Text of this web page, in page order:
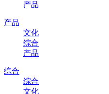
产品
产品
文化
综合
产品
综合
综合
文化